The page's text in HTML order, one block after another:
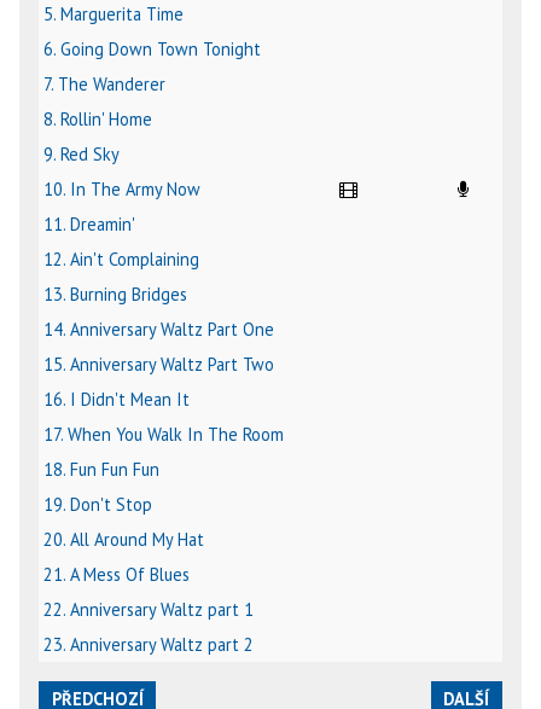
5. Marguerita Time
6. Going Down Town Tonight
7. The Wanderer
8. Rollin' Home
9. Red Sky
10. In The Army Now
11. Dreamin'
12. Ain't Complaining
13. Burning Bridges
14. Anniversary Waltz Part One
15. Anniversary Waltz Part Two
16. I Didn't Mean It
17. When You Walk In The Room
18. Fun Fun Fun
19. Don't Stop
20. All Around My Hat
21. A Mess Of Blues
22. Anniversary Waltz part 1
23. Anniversary Waltz part 2
PŘEDCHOZÍ DALŠÍ